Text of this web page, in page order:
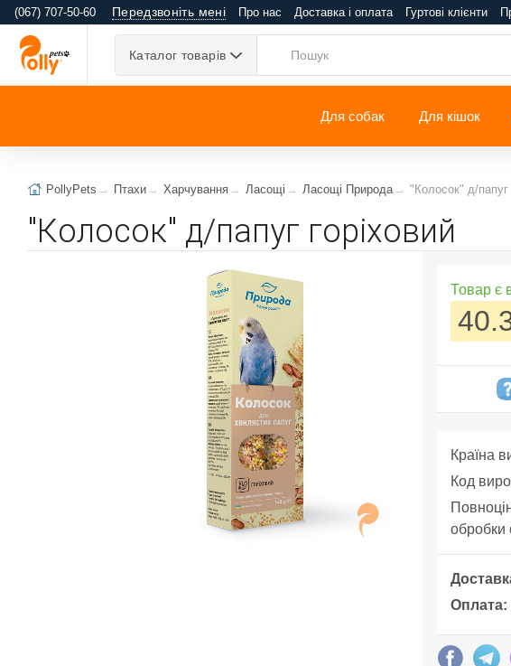
(067) 707-50-60 Передзвоніть мені Про нас Доставка і оплата Гуртові клієнти
Каталог товарів
Для собак Для кішок
PollyPets Птахи Харчування Ласощі Ласощі Природа "Колосок" д/папуг
"Колосок" д/папуг горіховий
Товар є
Країна
Код
обробки
Оплата: